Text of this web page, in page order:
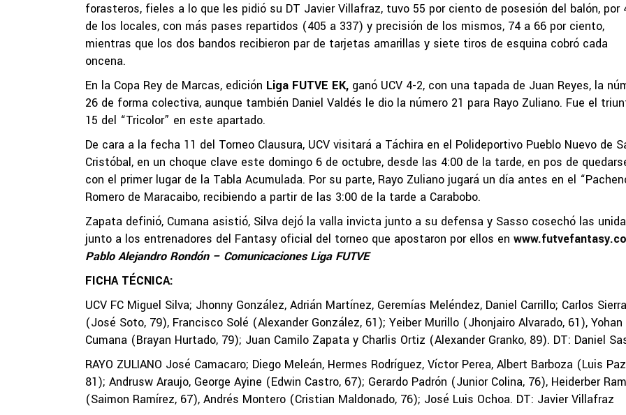
forasteros, fieles a lo que les pidió su DT Javier Villafraz, tuvo 55 por ciento de posesión del balón, por
de los locales, con más pases repartidos (405 a 337) y precisión de los mismos, 74 a 66 por ciento,
mientras que los dos bandos recibieron par de tarjetas amarillas y siete tiros de esquina cobró cada
oncena.
En la Copa Rey de Marcas, edición Liga FUTVE EK, ganó UCV 4-2, con una tapada de Juan Reyes, la
26 de forma colectiva, aunque también Daniel Valdés le dio la número 21 para Rayo Zuliano. Fue el
15 del “Tricolor” en este apartado.
De cara a la fecha 11 del Torneo Clausura, UCV visitará a Táchira en el Polideportivo Pueblo Nuevo de
Cristóbal, en un choque clave este domingo 6 de octubre, desde las 4:00 de la tarde, en pos de
con el primer lugar de la Tabla Acumulada. Por su parte, Rayo Zuliano jugará un día antes en el
Romero de Maracaibo, recibiendo a partir de las 3:00 de la tarde a Carabobo.
Zapata definió, Cumana asistió, Silva dejó la valla invicta junto a su defensa y Sasso cosechó las
junto a los entrenadores del Fantasy oficial del torneo que apostaron por ellos en
Pablo Alejandro Rondón – Comunicaciones Liga FUTVE
FICHA TÉCNICA:
UCV FC Miguel Silva; Jhonny González, Adrián Martínez, Geremías Meléndez, Daniel Carrillo; Carlos Sierra
(José Soto, 79), Francisco Solé (Alexander González, 61); Yeiber Murillo (Jhonjairo Alvarado, 61), Yohan
Cumana (Brayan Hurtado, 79); Juan Camilo Zapata y Charlis Ortiz (Alexander Granko, 89). DT: Daniel
RAYO ZULIANO José Camacaro; Diego Meleán, Hermes Rodríguez, Víctor Perea, Albert Barboza (Luis
81); Andrusw Araujo, George Ayine (Edwin Castro, 67); Gerardo Padrón (Junior Colina, 76), Heiderber
(Saimon Ramírez, 67), Andrés Montero (Cristian Maldonado, 76); José Luis Ochoa. DT: Javier Villafraz